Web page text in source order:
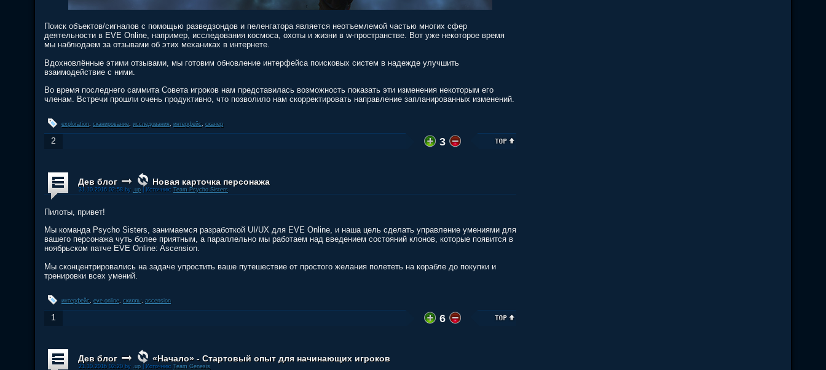
Поиск объектов/сигналов с помощью разведзондов и пеленгатора является неотъемлемой частью многих сфер
деятельности в EVE Online, например, исследования космоса, охоты и жизни в w-пространстве. Вот уже некоторое время
мы наблюдаем за отзывами об этих механиках в интернете.
Вдохновлённые этими отзывами, мы готовим обновление интерфейса поисковых систем в надежде улучшить
взаимодействие с ними.
Во время последнего саммита Совета игроков нам представилась возможность показать эти изменения некоторым его
членам. Встречи прошли очень продуктивно, что позволило нам скорректировать направление запланированных изменений.
exploration сканирование, исследования интерфейс сканер
2 3
Дев блог Новая карточка персонажа
31.10.2016 02:58 by .up| Источник: Team Psycho Sisters
Пилоты, привет!
Мы команда Psycho Sisters, занимаемся разработкой UI/UX для EVE Online, и наша цель сделать управление умениями для
вашего персонажа чуть более приятным, а параллельно мы работаем над введением состояний клонов, которые появится в
ноябрьском патче EVE Online: Ascension.
Мы сконцентрировались на задаче упростить ваше путешествие от простого желания полететь на корабле до покупки и
тренировки всех умений.
интерфейс eve online, скиллы, ascension
1 6
Дев блог «Начало» - Стартовый опыт для начинающих игроков
21.10.2016 02:20 by .up| Источник: Team Genesis